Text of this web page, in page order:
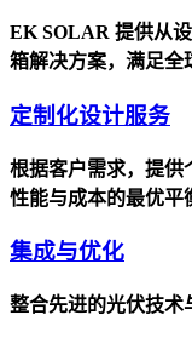
EK SOLAR 提供从
箱解决方案，满足全
定制化设计服务
根据客户需求，提供
性能与成本的最优平
集成与优化
整合先进的光伏技术